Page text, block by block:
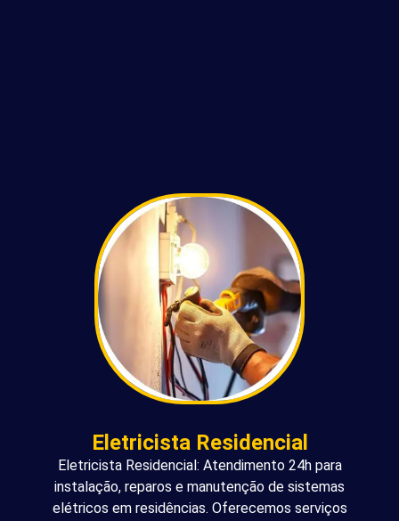
Eletricista Residencial
Eletricista Residencial: Atendimento 24h para
instalação, reparos e manutenção de sistemas
elétricos em residências. Oferecemos serviços